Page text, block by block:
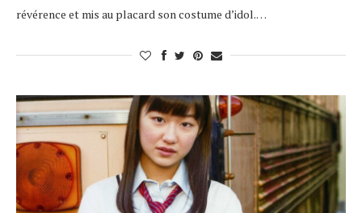
révérence et mis au placard son costume d’idol.…